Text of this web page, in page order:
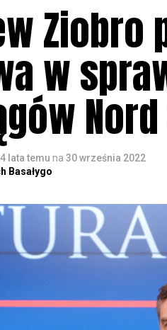
Ziobro
w
4 lata temu na 30 września 2022
Basałygo